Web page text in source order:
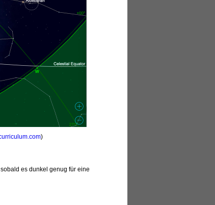
)
es dunkel genug für eine